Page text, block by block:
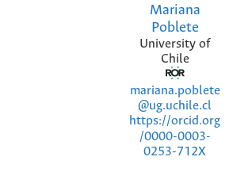
Mariana
Poblete
University of
Chile
mariana.poblete
@ug.uchile.cl
https://orcid.org
/0000-0003-
0253-712X